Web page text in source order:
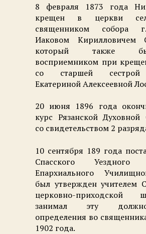
8 февраля 1873 года
крещен в церкви
священником собора
Иаковом Кирилловичем
который также
восприемником при
со старшей сестрой
Екатериной Алексеевной
20 июня 1896 года
курс Рязанской
со свидетельством 2
10 сентября 189 года
Спасского Уездного
Епархиального
был утвержден учителем
церковно-
занимал эту
определения во
1902 года.